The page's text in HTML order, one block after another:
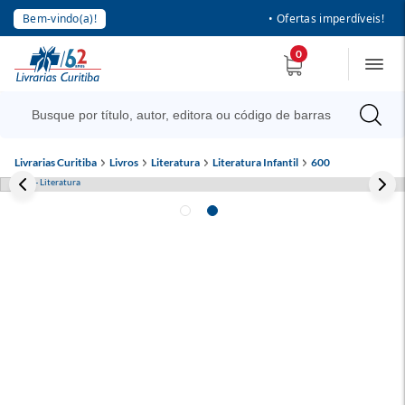
Bem-vindo(a)! • Ofertas imperdíveis!
0
Livrarias Curitiba Livros Literatura Literatura Infantil 600